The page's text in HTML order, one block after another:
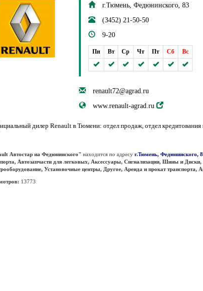
г.Тюмень, Федюнинского, 83
(3452) 21-50-50
9-20
Пн Вт Ср Чт Пт Сб Вс
renault72@agrad.ru
www.renault-agrad.ru
дилер Renault в Тюмени: отдел продаж, отдел кредитования
Автостар на Федюнинского" находится по адресу г.Тюмень, Федюнинского,
Автозапчасти для легковых, Аксессуары, Сигнализации, Шины и
Установочные центры, Другое, Аренда и прокат
13773